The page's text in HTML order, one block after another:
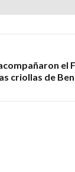
el
criollas de